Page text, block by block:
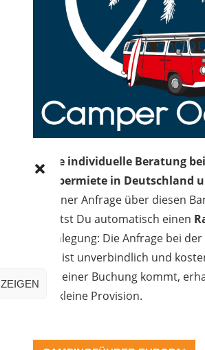
Deine individuelle Beratung
Campermiete in Deutschland
Bei einer Anfrage über diesen
erhältst Du automatisch einen
Offenlegung: Die Anfrage bei
Oase ist unverbindlich und
es zu einer Buchung kommt,
eine kleine Provision.